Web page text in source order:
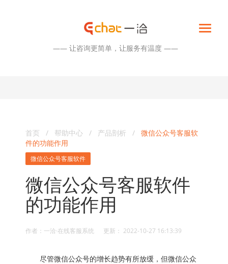
—— 让咨询更简单，让服务有温度 ——
首页 / 帮助中心 / 产品剖析 / 微信公众号客服软
件的功能作用
微信公众号客服软件
微信公众号客服软件
的功能作用
作者：一洽·在线客服系统 更新： 2022-10-27 16:13:39
尽管微信公众号的增长趋势有所放缓，但微信公众